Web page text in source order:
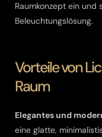
Raumkonzept ein und
Beleuchtungslösung.
Vorteile von
Raum
Elegantes und
eine glatte,